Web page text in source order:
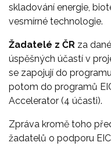
skladování energie,
vesmírné technologie.
Žadatelé z ČR za
úspěšných účastí v
se zapojují do
potom do programů
Accelerator (4 účasti).
Zpráva kromě toho
žadatelů o podporu